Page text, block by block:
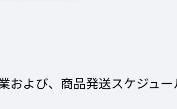
および、商品発送スケジュ